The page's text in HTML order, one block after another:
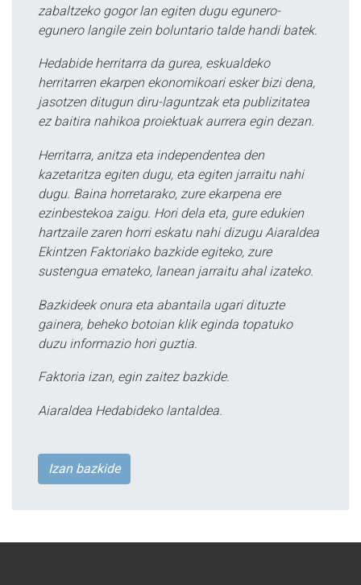
zabaltzeko gogor lan egiten dugu egunero-
egunero langile zein boluntario talde handi batek.
Hedabide herritarra da gurea, eskualdeko
herritarren ekarpen ekonomikoari esker bizi dena,
jasotzen ditugun diru-laguntzak eta publizitatea
ez baitira nahikoa proiektuak aurrera egin dezan.
Herritarra, anitza eta independentea den
kazetaritza egiten dugu, eta egiten jarraitu nahi
dugu. Baina horretarako, zure ekarpena ere
ezinbestekoa zaigu. Hori dela eta, gure edukien
hartzaile zaren horri eskatu nahi dizugu Aiaraldea
Ekintzen Faktoriako bazkide egiteko, zure
sustengua emateko, lanean jarraitu ahal izateko.
Bazkideek onura eta abantaila ugari dituzte
gainera, beheko botoian klik eginda topatuko
duzu informazio hori guztia.
Faktoria izan, egin zaitez bazkide.
Aiaraldea Hedabideko lantaldea.
Izan bazkide